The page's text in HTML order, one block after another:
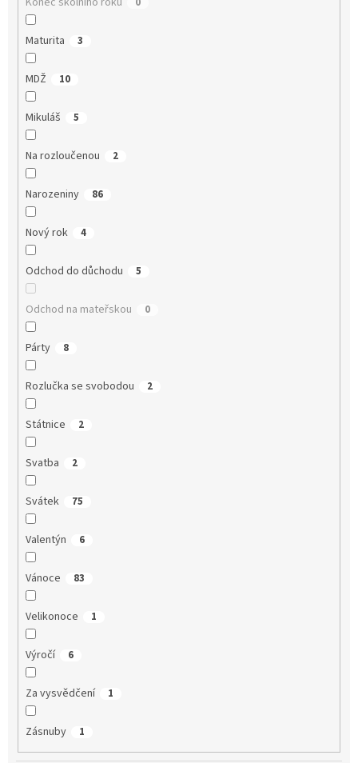
Maturita 3
MDŽ 10
Mikuláš 5
Na rozloučenou 2
Narozeniny 86
Nový rok 4
Odchod do důchodu 5
Odchod na mateřskou 0
Párty 8
Rozlučka se svobodou 2
Státnice 2
Svatba 2
Svátek 75
Valentýn 6
Vánoce 83
Velikonoce 1
Výročí 6
Za vysvědčení 1
Zásnuby 1